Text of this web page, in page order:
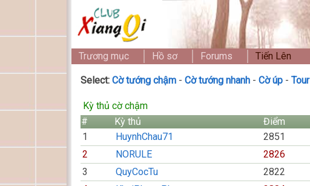
Trương mục Hồ sơ Forums Tiến Lên
Select: Cờ tướng chậm - Cờ tướng nhanh - Cờ úp - Tour
Kỳ thủ cờ chậm
#
Kỳ thủ Điểm
1
HuynhChau71 2851
2
NORULE 2826
3
QuyCocTu 2822